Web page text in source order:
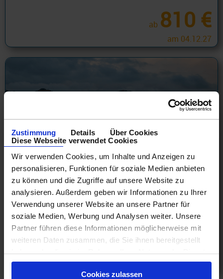
Zustimmung Details
Über Cookies
Diese Webseite verwendet Cookies
Wir verwenden Cookies, um Inhalte und Anzeigen zu
personalisieren, Funktionen für soziale Medien anbieten
zu können und die Zugriffe auf unsere Website zu
analysieren. Außerdem geben wir Informationen zu Ihrer
Verwendung unserer Website an unsere Partner für
soziale Medien, Werbung und Analysen weiter. Unsere
Partner führen diese Informationen möglicherweise mit
weiteren Daten zusammen, die Sie ihnen bereitgestellt
haben oder die sie im Rahmen Ihrer Nutzung der Dienste
gesammelt haben.
Cookies zulassen
ab 810 €
am 04.12.27
Panamakanal Kreuzfahrten
Abfahrten ab Ft. Lauderdale
18.10.26 - 28.04.28
887 €
am 30.10.26